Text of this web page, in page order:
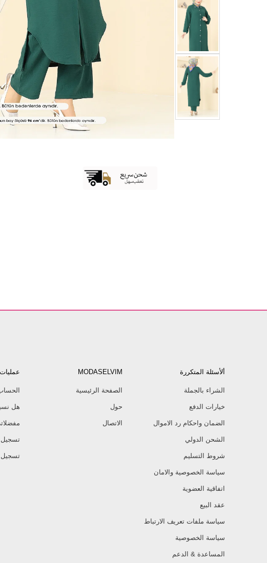
ألأسئلة المتكررة
الشراء بالجملة
خيارات الدفع
الضمان واحكام رد الاموال
الشحن الدولي
شروط التسليم
سياسة الخصوصية والامان
اتفاقية العضوية
عقد البيع
سياسة ملفات تعريف الارتباط
سياسة الخصوصية
المساعدة & الدعم
MODASELVIM
الصفحة الرئيسية
حول
الاتصال
هل